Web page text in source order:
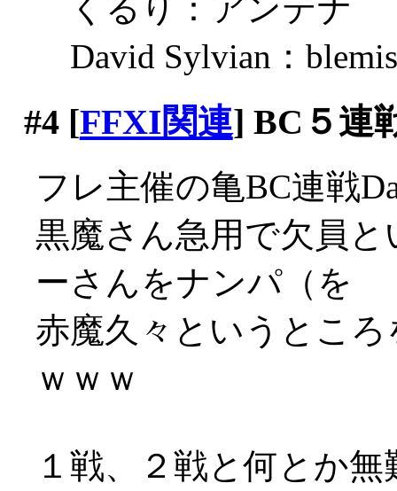
くるり：アンテナ
David Sylvian：
#4[FFXI関連] BC５連
フレ主催の亀BC連戦
黒魔さん急用で欠員
ーさんをナンパ（を
赤魔久々というとこ
ｗｗｗ
１戦、２戦と何とか